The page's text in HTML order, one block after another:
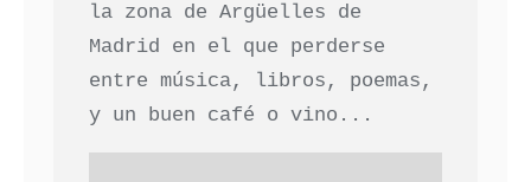
la zona de Argüelles de
Madrid en el que perderse
entre música, libros, poemas,
y un buen café o vino...